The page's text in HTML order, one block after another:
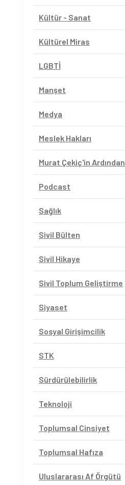
Kültür - Sanat
Kültürel Miras
LGBTİ
Manşet
Medya
Meslek Hakları
Murat Çekiç'in Ardından
Podcast
Sağlık
Sivil Bülten
Sivil Hikaye
Sivil Toplum Geliştirme
Siyaset
Sosyal Girişimcilik
STK
Sürdürülebilirlik
Teknoloji
Toplumsal Cinsiyet
Toplumsal Hafıza
Uluslararası Af Örgütü